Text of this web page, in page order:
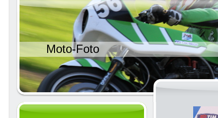
Moto-Foto